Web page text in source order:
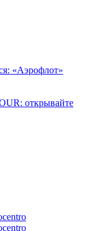
«Аэрофлот»
открывайте